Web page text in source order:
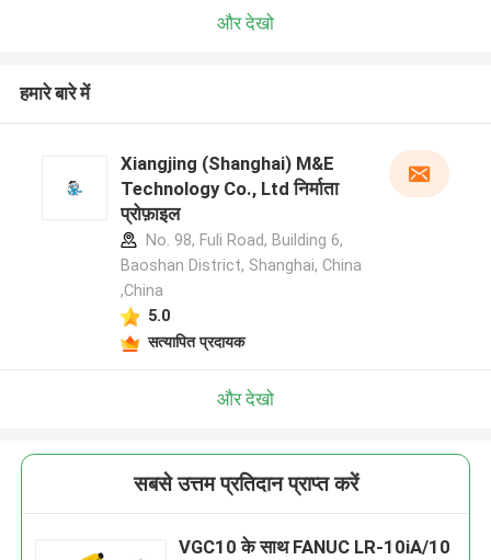
और देखो
हमारे बारे में
Xiangjing (Shanghai) M&E
Technology Co., Ltd निर्माता
प्रोफ़ाइल
No. 98, Fuli Road, Building 6,
Baoshan District, Shanghai, China
,China
5.0
सत्यापित प्रदायक
और देखो
सबसे उत्तम प्रतिदान प्राप्त करें
VGC10 के साथ FANUC LR-10iA/10